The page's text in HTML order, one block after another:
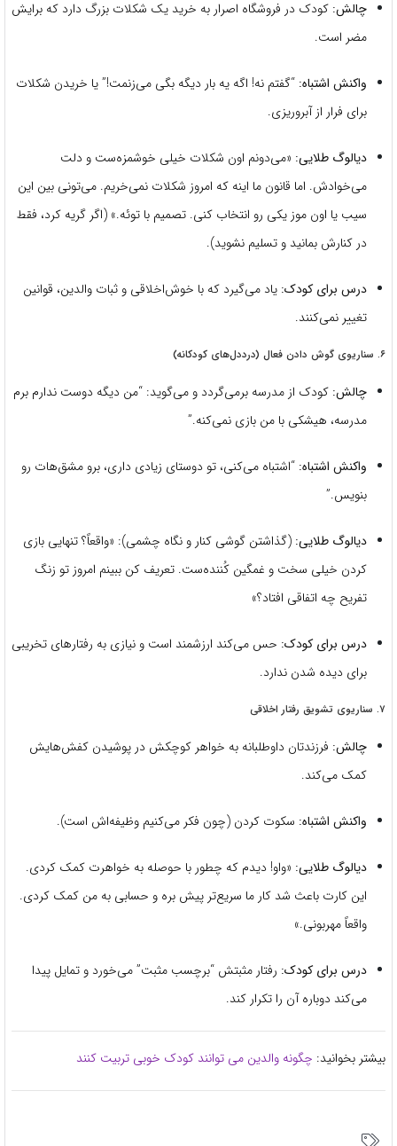
چالش: کودک در فروشگاه اصرار به خرید یک شکلات بزرگ دارد که برایش
مضر است.
واکنش اشتباه: “گفتم نه! اگه یه بار دیگه بگی می‌زنمت!” یا خریدن شکلات
برای فرار از آبروریزی.
دیالوگ طلایی: «می‌دونم اون شکلات خیلی خوشمزه‌ست و دلت
می‌خوادش. اما قانون ما اینه که امروز شکلات نمی‌خریم. می‌تونی بین این
سیب یا اون موز یکی رو انتخاب کنی. تصمیم با توئه.» (اگر گریه کرد، فقط
در کنارش بمانید و تسلیم نشوید).
درس برای کودک: یاد می‌گیرد که با خوش‌اخلاقی و ثبات والدین، قوانین
تغییر نمی‌کنند.
۶. سناریوی گوش دادن فعال (درددل‌های کودکانه)
چالش: کودک از مدرسه برمی‌گردد و می‌گوید: “من دیگه دوست ندارم برم
مدرسه، هیشکی با من بازی نمی‌کنه.”
واکنش اشتباه: “اشتباه می‌کنی، تو دوستای زیادی داری، برو مشق‌هات رو
بنویس.”
دیالوگ طلایی: (گذاشتن گوشی کنار و نگاه چشمی): «واقعاً؟ تنهایی بازی
کردن خیلی سخت و غمگین کُننده‌ست. تعریف کن ببینم امروز تو زنگ
تفریح چه اتفاقی افتاد؟»
درس برای کودک: حس می‌کند ارزشمند است و نیازی به رفتارهای تخریبی
برای دیده شدن ندارد.
۷. سناریوی تشویق رفتار اخلاقی
چالش: فرزندتان داوطلبانه به خواهر کوچکش در پوشیدن کفش‌هایش
کمک می‌کند.
واکنش اشتباه: سکوت کردن (چون فکر می‌کنیم وظیفه‌اش است).
دیالوگ طلایی: «واو! دیدم که چطور با حوصله به خواهرت کمک کردی.
این کارت باعث شد کار ما سریع‌تر پیش بره و حسابی به من کمک کردی.
واقعاً مهربونی.»
درس برای کودک: رفتار مثبتش “برچسب مثبت” می‌خورد و تمایل پیدا
می‌کند دوباره آن را تکرار کند.
بیشتر بخوانید: چگونه والدین می توانند کودک خوبی تربیت کنند